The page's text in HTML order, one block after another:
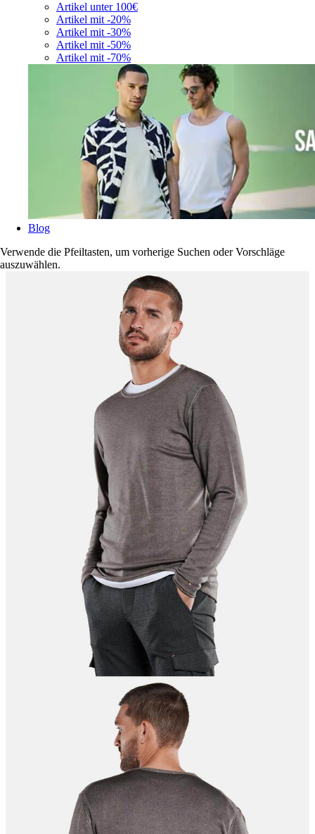
Artikel unter 100€
Artikel mit -20%
Artikel mit -30%
Artikel mit -50%
Artikel mit -70%
Blog
Verwende die Pfeiltasten, um vorherige Suchen oder Vorschläge
auszuwählen.